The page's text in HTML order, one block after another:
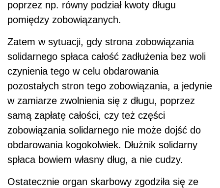
poprzez np. równy podział kwoty długu
pomiędzy zobowiązanych.
Zatem w sytuacji, gdy strona zobowiązania
solidarnego spłaca całość zadłużenia bez woli
czynienia tego w celu obdarowania
pozostałych stron tego zobowiązania, a jedynie
w zamiarze zwolnienia się z długu, poprzez
samą zapłatę całości, czy też części
zobowiązania solidarnego nie może dojść do
obdarowania kogokolwiek. Dłużnik solidarny
spłaca bowiem własny dług, a nie cudzy.
Ostatecznie organ skarbowy zgodziła się ze